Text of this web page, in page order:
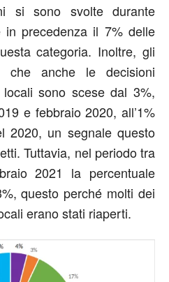
si sono svolte durante
in precedenza il 7% delle
categoria. Inoltre, gli
che anche le decisioni
sono scese dal 3%,
e febbraio 2020, all’1%
2020, un segnale questo
Tuttavia, nel periodo tra
2021 la percentuale
questo perché molti dei
erano stati riaperti.